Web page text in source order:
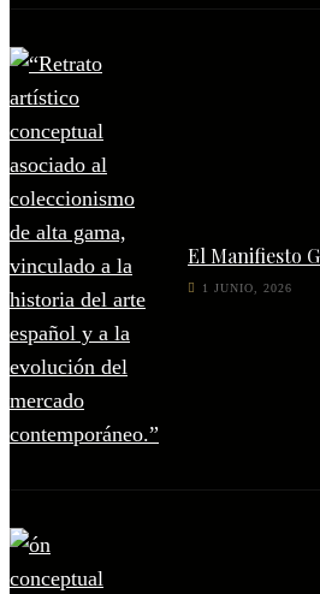
El Manifiesto
1 JUNIO, 2026